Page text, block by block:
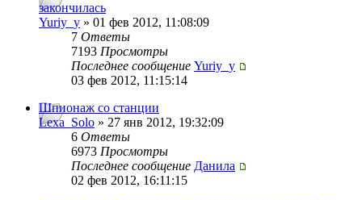
закончилась
Yuriy_y » 01 фев 2012, 11:08:09
7 Ответы
7193 Просмотры
Последнее сообщение Yuriy_y
03 фев 2012, 11:15:14
Шпионаж со станции
Lexa_Solo » 27 янв 2012, 19:32:09
6 Ответы
6973 Просмотры
Последнее сообщение Данила
02 фев 2012, 16:11:15